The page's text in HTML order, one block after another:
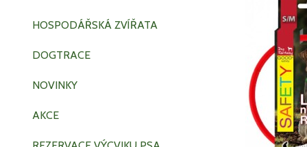
HOSPODÁŘSKÁ ZVÍŘATA
DOGTRACE
NOVINKY
AKCE